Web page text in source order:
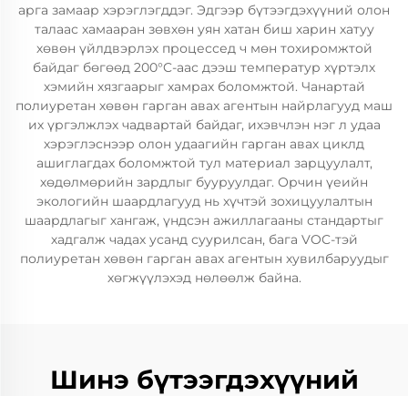
арга замаар хэрэглэгддэг. Эдгээр бүтээгдэхүүний олон
талаас хамааран зөвхөн уян хатан биш харин хатуу
хөвөн үйлдвэрлэх процессед ч мөн тохиромжтой
байдаг бөгөөд 200°C-аас дээш температур хүртэлх
хэмийн хязгаарыг хамрах боломжтой. Чанартай
полиуретан хөвөн гарган авах агентын найрлагууд маш
их үргэлжлэх чадвартай байдаг, ихэвчлэн нэг л удаа
хэрэглэснээр олон удаагийн гарган авах циклд
ашиглагдах боломжтой тул материал зарцуулалт,
хөдөлмөрийн зардлыг бууруулдаг. Орчин үеийн
экологийн шаардлагууд нь хүчтэй зохицуулалтын
шаардлагыг хангаж, үндсэн ажиллагааны стандартыг
хадгалж чадах усанд суурилсан, бага VOC-тэй
полиуретан хөвөн гарган авах агентын хувилбаруудыг
хөгжүүлэхэд нөлөөлж байна.
Шинэ бүтээгдэхүүний